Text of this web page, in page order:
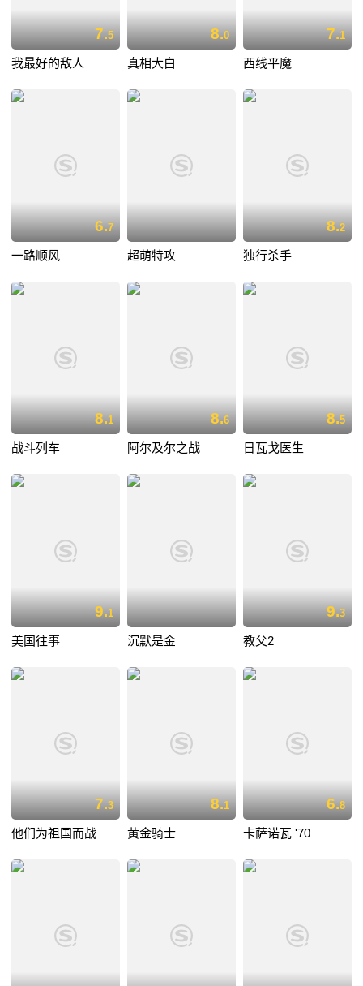
7.5
我最好的敌人
8.0
真相大白
7.1
西线平魔
6.7
一路顺风 超萌特攻
8.2
独行杀手
8.1
战斗列车
8.6
阿尔及尔之战
8.5
日瓦戈医生
9.1
美国往事 沉默是金
9.3
教父2
7.3
他们为祖国而战
8.1
黄金骑士
6.8
卡萨诺瓦 '70